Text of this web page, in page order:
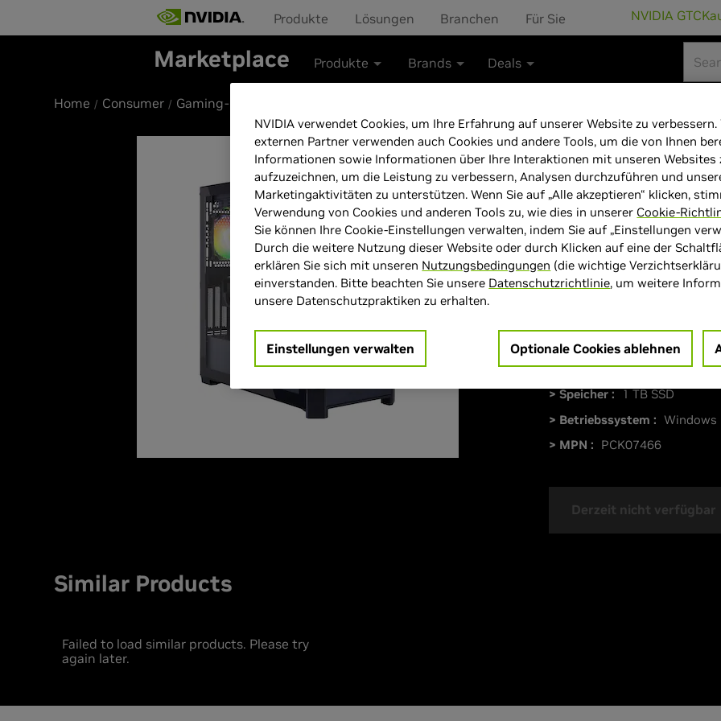
Produkte Lösungen Branchen Für Sie NVIDIA GTC
Marketplace Produkte Brands Deals
Home Consumer Gaming-Desktop-PCs
Hyrican Cougar
9700X 32GB/
> CPU : AMD Ryzen 7 9700X
> Speichergröße : 32 GB DDR
> Speicher :
1 TB SSD
> Betriebssystem : Windows
> MPN : PCK07466
Derzeit nicht verfügbar
Similar Products
Failed to load similar products. Please try
again later.
NVIDIA verwendet Cookies, um Ihre Erfahrung auf unserer Website zu
externen Partner verwenden auch Cookies und andere Tools, um die von Ihnen
Informationen sowie Informationen über Ihre Interaktionen mit unseren Websites
aufzuzeichnen, um die Leistung zu verbessern, Analysen durchzuführen und
Marketingaktivitäten zu unterstützen. Wenn Sie auf „Alle akzeptieren“ klicken,
Verwendung von Cookies und anderen Tools zu, wie dies in unserer Cookie-
Sie können Ihre Cookie-Einstellungen verwalten, indem Sie auf „Einstellungen
Durch die weitere Nutzung dieser Website oder durch Klicken auf eine der
erklären Sie sich mit unseren Nutzungsbedingungen (die wichtige
einverstanden. Bitte beachten Sie unsere Datenschutzrichtlinie, um weitere
unsere Datenschutzpraktiken zu erhalten.
Einstellungen verwalten Optionale Cookies ablehnen